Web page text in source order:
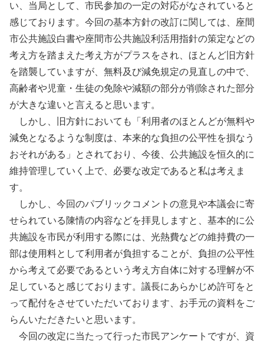
い、当局として、市民参加の一定の対応がなされていると
感じております。今回の基本方針の改訂に関しては、座間
市公共施設白書や座間市公共施設利活用指針の策定などの
考え方を踏まえた考え方がプラスをされ、ほとんど旧方針
を踏襲していますが、無料及び減免規定の見直しの中で、
高齢者や児童・生徒の免除や減額の部分が削除された部分
が大きな違いと言えると思います。
しかし、旧方針においても「利用者のほとんどが無料や
減免となるような制度は、本来的な負担の公平性を損なう
おそれがある」とされており、今後、公共施設を恒久的に
維持管理していく上で、必要な改定であると私は考えま
す。
しかし、今回のパブリックコメントの意見や本議会に寄
せられている陳情の内容などを拝見しますと、基本的に公
共施設を市民が利用する際には、光熱費などの維持費の一
部は使用料として利用者が負担することが、負担の公平性
から考えて必要であるという考え方自体に対する理解が不
足していると感じております。議長にあらかじめ許可をと
って配付をさせていただいております、お手元の資料をご
らんいただきたいと思います。
今回の改定に当たって行った市民アンケートですが、資